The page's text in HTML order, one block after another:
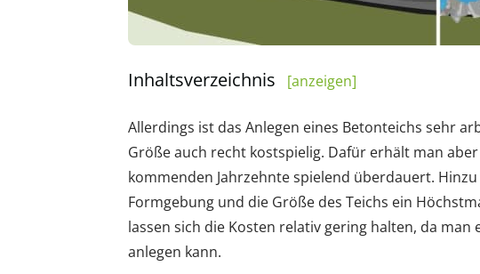
Inhaltsverzeichnis [anzeigen]
Allerdings ist das Anlegen eines Betonteichs sehr
Größe auch recht kostspielig. Dafür erhält man
kommenden Jahrzehnte spielend überdauert.
Formgebung und die Größe des Teichs ein
lassen sich die Kosten relativ gering halten, da
anlegen kann.